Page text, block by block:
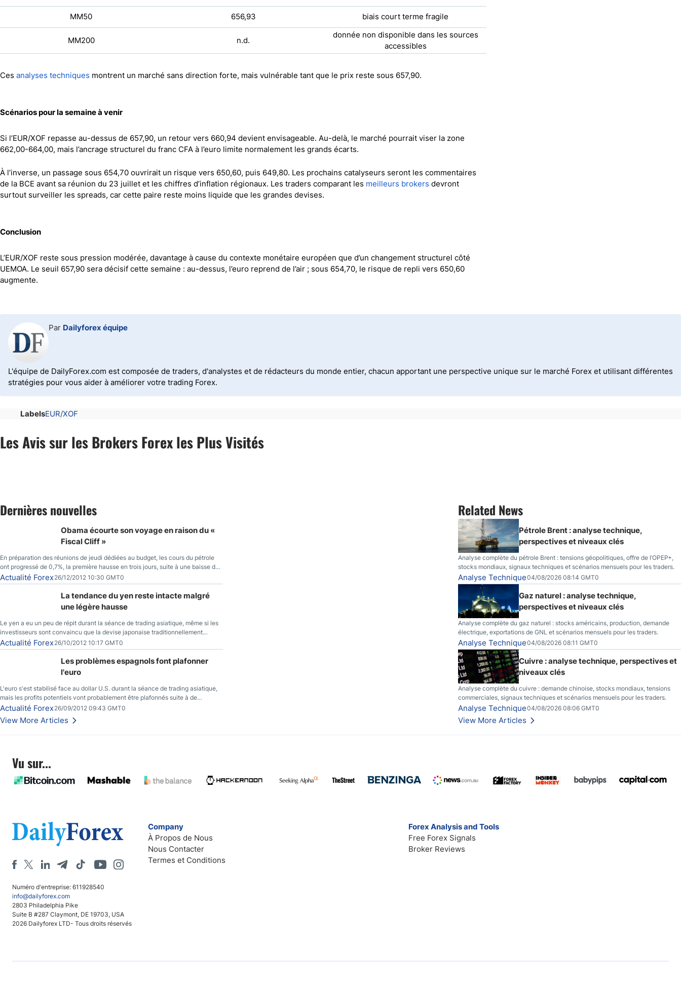
MM50 656,93 biais court terme fragile
MM200 n.d.
donnée non disponible dans les sources
accessibles
Ces analyses techniques montrent un marché sans direction forte, mais vulnérable tant que le prix reste sous 657,90.
Scénarios pour la semaine à venir
Si l’EUR/XOF repasse au-dessus de 657,90, un retour vers 660,94 devient envisageable. Au-delà, le marché pourrait viser la zone
662,00-664,00, mais l’ancrage structurel du franc CFA à l’euro limite normalement les grands écarts.
À l’inverse, un passage sous 654,70 ouvrirait un risque vers 650,60, puis 649,80. Les prochains catalyseurs seront les commentaires
de la BCE avant sa réunion du 23 juillet et les chiffres d’inflation régionaux. Les traders comparant les meilleurs brokers devront
surtout surveiller les spreads, car cette paire reste moins liquide que les grandes devises.
Conclusion
L’EUR/XOF reste sous pression modérée, davantage à cause du contexte monétaire européen que d’un changement structurel côté
UEMOA. Le seuil 657,90 sera décisif cette semaine : au-dessus, l’euro reprend de l’air ; sous 654,70, le risque de repli vers 650,60
augmente.
Par Dailyforex équipe
L'équipe de DailyForex.com est composée de traders, d'analystes et de rédacteurs du monde entier, chacun apportant une perspective unique sur le marché Forex et utilisant différentes
stratégies pour vous aider à améliorer votre trading Forex.
LabelsEUR/XOF
Les Avis sur les Brokers Forex les Plus Visités
Dernières nouvelles
Obama écourte son voyage en raison du «
Fiscal Cliff »
En préparation des réunions de jeudi dédiées au budget, les cours du pétrole
ont progressé de 0,7%, la première hausse en trois jours, suite à une baisse du
prix des réserves de pétrole américaines à un bas de 10 semaines.
Actualité Forex 26/12/2012 10:30 GMT0
La tendance du yen reste intacte malgré
une légère hausse
Le yen a eu un peu de répit durant la séance de trading asiatique, même si les
investisseurs sont convaincu que la devise japonaise traditionnellement
sécuritaire devrait chuter de façon importante après la réunion de la Banque du
Japon la semaine prochaine.
Actualité Forex 26/10/2012 10:17 GMT0
Les problèmes espagnols font plafonner
l'euro
L'euro s'est stabilisé face au dollar U.S. durant la séance de trading asiatique,
mais les profits potentiels vont probablement être plafonnés suite à de
nouveaux événements liés au renflouement en Espagne, renforçant les
inquiétudes des investisseurs.
Actualité Forex 26/09/2012 09:43 GMT0
View More Articles
Related News
Pétrole Brent : analyse technique,
perspectives et niveaux clés
Analyse complète du pétrole Brent : tensions géopolitiques, offre de l’OPEP+,
stocks mondiaux, signaux techniques et scénarios mensuels pour les traders.
Analyse Technique04/08/2026 08:14 GMT0
Gaz naturel : analyse technique,
perspectives et niveaux clés
Analyse complète du gaz naturel : stocks américains, production, demande
électrique, exportations de GNL et scénarios mensuels pour les traders.
Analyse Technique04/08/2026 08:11 GMT0
Cuivre : analyse technique, perspectives et
niveaux clés
Analyse complète du cuivre : demande chinoise, stocks mondiaux, tensions
commerciales, signaux techniques et scénarios mensuels pour les traders.
Analyse Technique04/08/2026 08:06 GMT0
View More Articles
Vu sur...
Numéro d'entreprise: 611928540
info@dailyforex.com
2803 Philadelphia Pike
Suite B #287 Claymont, DE 19703, USA
2026 Dailyforex LTD- Tous droits réservés
Company
À Propos de Nous
Nous Contacter
Termes et Conditions
Forex Analysis and Tools
Free Forex Signals
Broker Reviews